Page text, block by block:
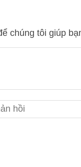
chúng tôi giúp